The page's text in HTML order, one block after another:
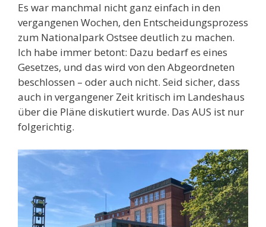
Es war manchmal nicht ganz einfach in den
vergangenen Wochen, den Entscheidungsprozess
zum Nationalpark Ostsee deutlich zu machen.
Ich habe immer betont: Dazu bedarf es eines
Gesetzes, und das wird von den Abgeordneten
beschlossen – oder auch nicht. Seid sicher, dass
auch in vergangener Zeit kritisch im Landeshaus
über die Pläne diskutiert wurde. Das AUS ist nur
folgerichtig.